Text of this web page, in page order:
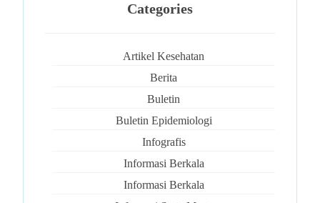
Categories
Artikel Kesehatan
Berita
Buletin
Buletin Epidemiologi
Infografis
Informasi Berkala
Informasi Berkala